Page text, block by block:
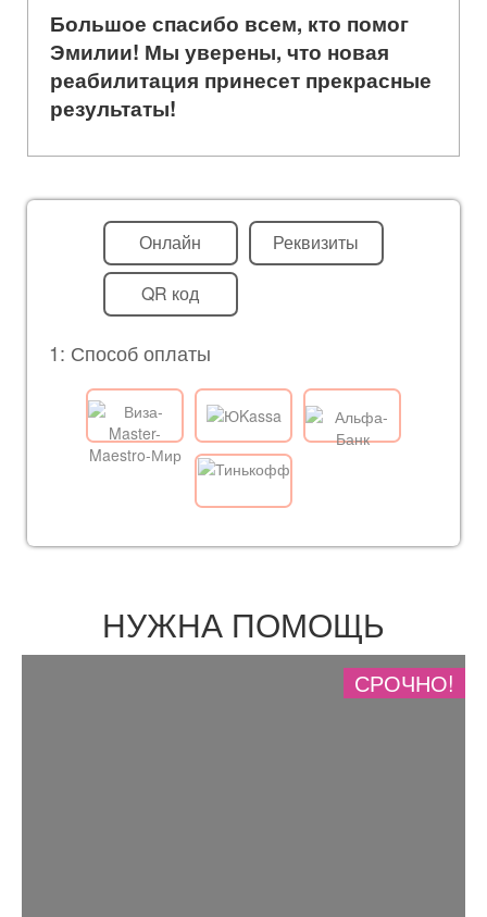
Большое спасибо всем, кто помог
Эмилии! Мы уверены, что новая
реабилитация принесет прекрасные
результаты!
Онлайн Реквизиты
QR код
1: Способ оплаты
НУЖНА ПОМОЩЬ
СРОЧНО!